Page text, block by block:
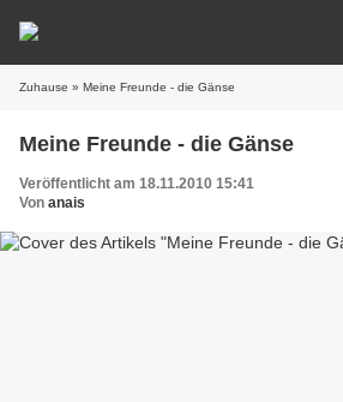
Zuhause » Meine Freunde - die Gänse
Meine Freunde - die Gänse
Veröffentlicht am 18.11.2010 15:41
Von anais